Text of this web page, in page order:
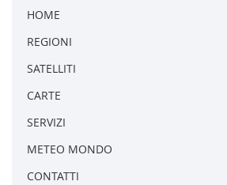
HOME
REGIONI
SATELLITI
CARTE
SERVIZI
METEO MONDO
CONTATTI